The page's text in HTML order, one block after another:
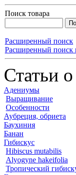
Поиск товара
Расширенный поиск
Расширенный поиск
Статьи
Адениумы
Выращивание
Особенности
Аубреция, обриета
Баухиния
Банан
Гибискус
Hibiscus mutabilis
Alyogyne hakeifolia
Тропический